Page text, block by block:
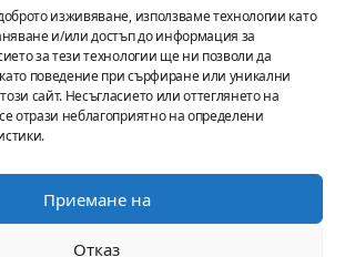
изживяване, използваме технологии като
и/или достъп до информация за
за тези технологии ще ни позволи да
поведение при сърфиране или уникални
сайт. Несъгласието или оттеглянето на
отрази неблагоприятно на определени
Приемане на
Отказ
не трябва да се счита за финансов
съвет, правен съвет, данъчен съвет
продажба или търговия с какъвто
Вие носите единствена отговорност
решения.
Правила и условияОтпечатък
Политика за използване на бисквитки